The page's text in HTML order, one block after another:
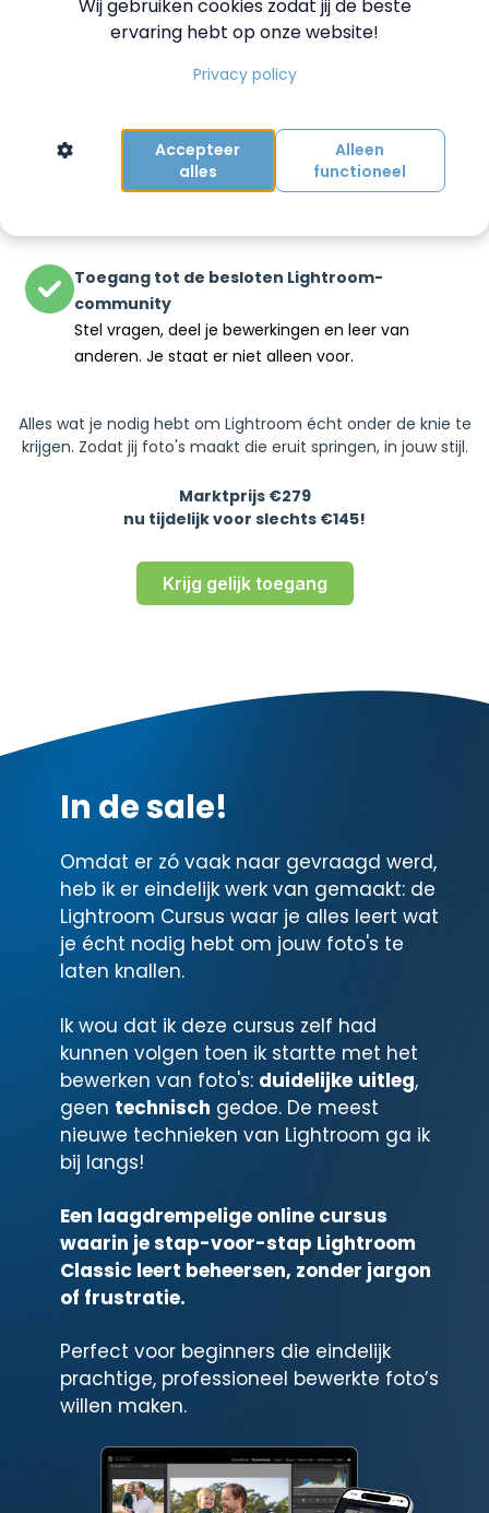
Oefen direct met 4 RAW-foto’s die je mag
gebruiken om mee te leren, zonder risico op je
Meekijk cursus lightroom boek
Alle Lightroom-termen helder uitgelegd, ook op
papier. Te downloaden op je mobiel. Zodat je nooit
Toegang tot de besloten Lightroom-
community
Stel vragen, deel je bewerkingen en leer van
anderen. Je staat er niet alleen voor.
Alles wat je nodig hebt om Lightroom écht onder de knie te
krijgen. Zodat jij foto's maakt die eruit springen, in jouw stijl.
Marktprijs €279
nu tijdelijk voor slechts €145!
Krijg gelijk toegang
In de sale!
Omdat er zó vaak naar gevraagd werd,
heb ik er eindelijk werk van gemaakt: de
Lightroom Cursus waar je alles leert wat
je écht nodig hebt om jouw foto's te
laten knallen.
Ik wou dat ik deze cursus zelf had
kunnen volgen toen ik startte met het
bewerken van foto's: duidelijke uitleg,
geen technisch gedoe. De meest
nieuwe technieken van Lightroom ga ik
bij langs!
Een laagdrempelige online cursus
waarin je stap-voor-stap Lightroom
Classic leert beheersen, zonder jargon
of frustratie.
Perfect voor beginners die eindelijk
prachtige, professioneel bewerkte foto’s
willen maken.
Wij gebruiken cookies zodat jij de beste
ervaring hebt op onze website!
Privacy policy
Alleen
functioneel
Accepteer
alles